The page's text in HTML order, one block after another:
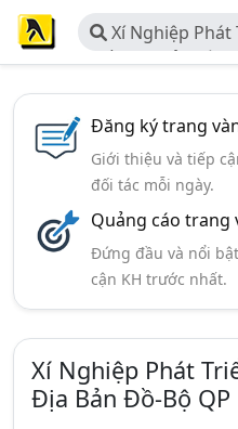
Xí Nghiệp
Trắc Địa Bản Đồ-
Đăng ký trang
Giới thiệu và tiếp
đối tác mỗi ngày.
Quảng cáo trang
Đứng đầu và nổi
cận KH trước nhất.
Xí Nghiệp Phát
Địa Bản Đồ-Bộ QP